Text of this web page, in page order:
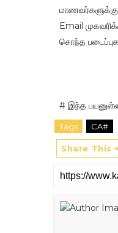
Email
சொந்த
# இந்த
Tags CA#
Share This